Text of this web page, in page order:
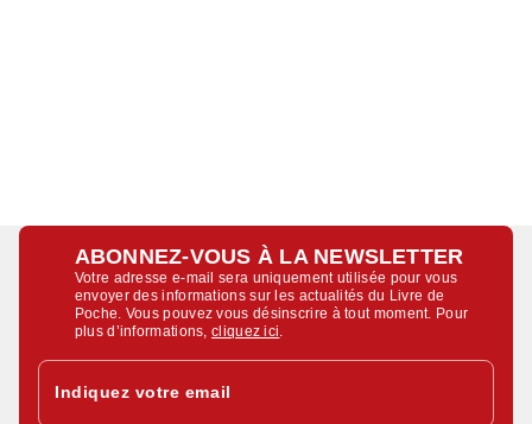
ABONNEZ-VOUS À LA NEWSLETTER
Votre adresse e-mail sera uniquement utilisée pour vous
envoyer des informations sur les actualités du Livre de
Poche. Vous pouvez vous désinscrire à tout moment. Pour
plus d’informations,cliquez ici
Indiquez votre email